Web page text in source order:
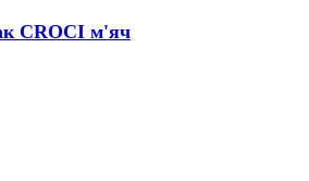
CROCI м'яч